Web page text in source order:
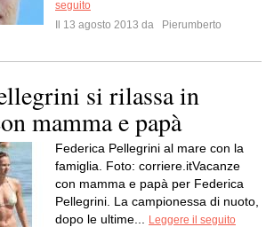
seguito
Il 13 agosto 2013 da
Pierumberto
si rilassa in
mamma e papà
Federica Pellegrini al mare con la
famiglia. Foto: corriere.itVacanze
con mamma e papà per Federica
Pellegrini. La campionessa di nuoto,
dopo le ultime...
Leggere il seguito